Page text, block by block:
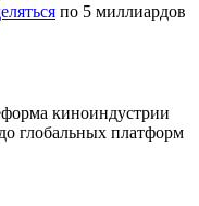
по 5 миллиардов
киноиндустрии
глобальных платформ